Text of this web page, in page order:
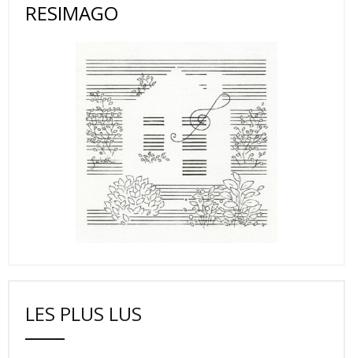
RESIMAGO
LES PLUS LUS